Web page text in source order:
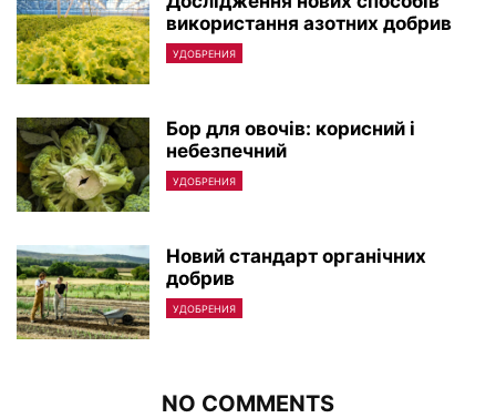
використання азотних добрив
УДОБРЕНИЯ
Бор для овочів: корисний і
небезпечний
УДОБРЕНИЯ
Новий стандарт органічних
добрив
УДОБРЕНИЯ
NO COMMENTS